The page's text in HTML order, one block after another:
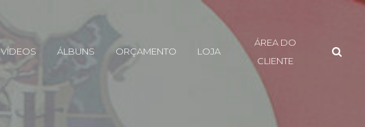
VÍDEOS ÁLBUNS ORÇAMENTO LOJA
ÁREA DO
CLIENTE